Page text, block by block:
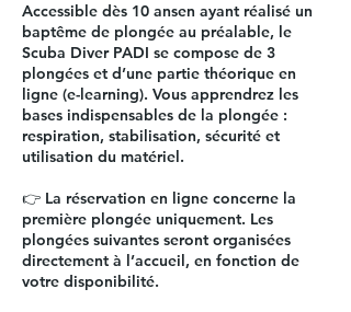
Accessible dès 10 ansen ayant réalisé un
baptême de plongée au préalable, le
Scuba Diver PADI se compose de 3
plongées et d’une partie théorique en
ligne (e-learning). Vous apprendrez les
bases indispensables de la plongée :
respiration, stabilisation, sécurité et
utilisation du matériel.
👉 La réservation en ligne concerne la
première plongée uniquement. Les
plongées suivantes seront organisées
directement à l’accueil, en fonction de
votre disponibilité.